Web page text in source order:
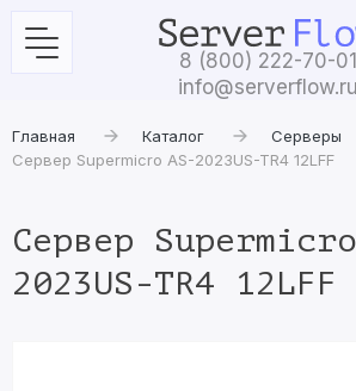
8 (800) 222-70-01
info@serverflow.ru
Главная Каталог
Серверы
Сервер Supermicro AS-2023US-TR4 12LFF
Сервер
2023US-TR4 12LFF